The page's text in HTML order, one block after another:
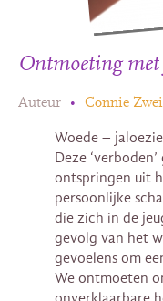
Ontmoeting
Auteur • Connie
Woede –
Deze
ontspringen uit
persoonlijke
die zich in de
gevolg van het
gevoelens om
We ontmoeten